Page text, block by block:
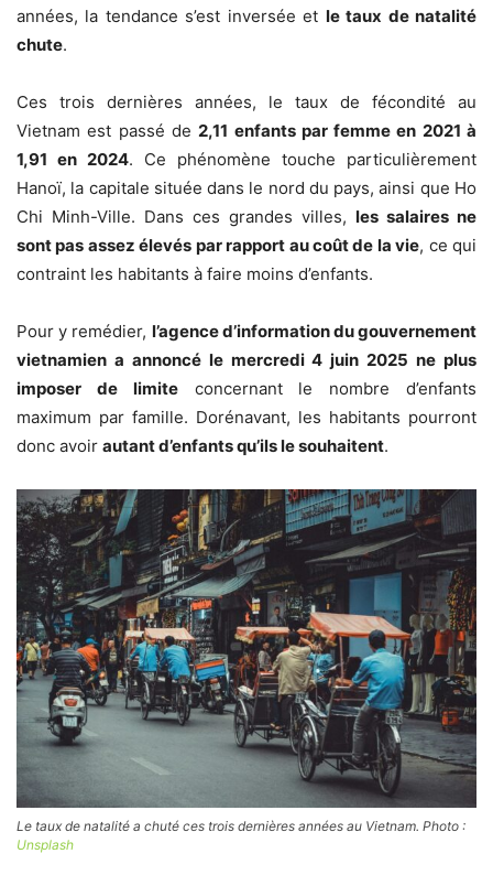
années, la tendance s’est inversée et le taux de natalité
chute.
Ces trois dernières années, le taux de fécondité au
Vietnam est passé de2,11 enfants par femme en 2021 à
1,91 en 2024. Ce phénomène touche particulièrement
Hanoï, la capitale située dans le nord du pays, ainsi que Ho
Chi Minh-Ville. Dans ces grandes villes, les salaires ne
sont pas assez élevés par rapport au coût de la vie, ce qui
contraint les habitants à faire moins d’enfants.
Pour y remédier, l’agence d’information du gouvernement
vietnamien a annoncé le mercredi 4 juin 2025ne plus
imposer de limiteconcernant le nombre d’enfants
maximum par famille. Dorénavant, les habitants pourront
donc avoir autant d’enfants qu’ils le souhaitent.
Le taux de natalité a chuté ces trois dernières années au Vietnam. Photo :
Unsplash